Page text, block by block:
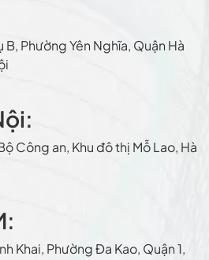
Phường Yên Nghĩa, Quận Hà
Công an, Khu đô thị Mỗ Lao, Hà
Khai, Phường Ða Kao, Quận 1,